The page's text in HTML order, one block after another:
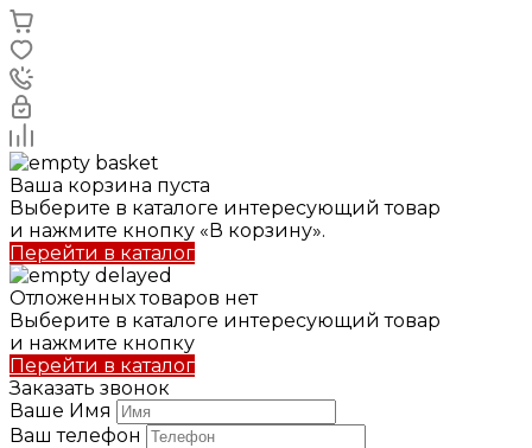
Ваша корзина пуста
Выберите в каталоге интересующий товар
и нажмите кнопку «В корзину».
Перейти в каталог
Отложенных товаров нет
Выберите в каталоге интересующий товар
и нажмите кнопку
Перейти в каталог
Заказать звонок
Ваше Имя
Ваш телефон